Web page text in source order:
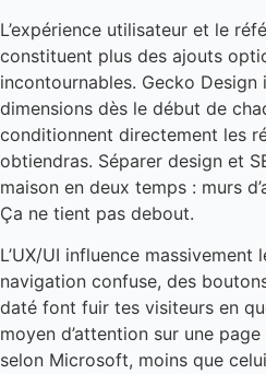
L’expérience utilisateur et le
constituent plus des ajouts
incontournables. Gecko Design
dimensions dès le début de
conditionnent directement les
obtiendras. Séparer design et
maison en deux temps : murs
Ça ne tient pas debout.
L’UX/UI influence
navigation confuse, des
daté font fuir tes visiteurs en
moyen d’attention sur une
selon Microsoft, moins que